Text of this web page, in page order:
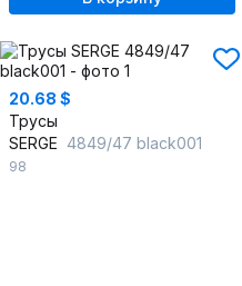
20.68 $
Трусы
SERGE 4849/47 black001
98